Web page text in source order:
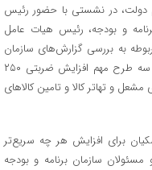
دولت، در نشستی با حضور رئیس
و بودجه، رئیس هیات عامل
به بررسی گزارش‌های سازمان
برنامه و بودجه از کیفیت اجرا و میزان پیشرفت سه طرح مهم افزایش ضربتی ۲۵۰
و تهاتر کالا و تامین کالاهای
برای افزایش هر چه سریع‌تر
سازمان برنامه و بودجه